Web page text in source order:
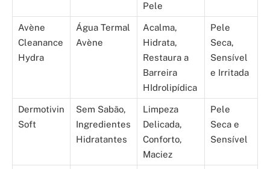
Pele
Avène
Cleanance
Hydra
Água Termal
Avène
Acalma,
Hidrata,
Restaura a
Barreira
HIdrolipídica
Pele
Seca,
Sensível
e Irritada
Dermotivin
Soft
Sem Sabão,
Ingredientes
Hidratantes
Limpeza
Delicada,
Conforto,
Maciez
Pele
Seca e
Sensível